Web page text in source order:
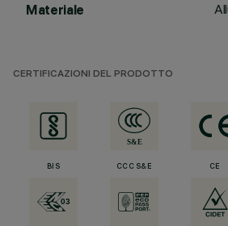
Materiale
CERTIFICAZIONI DEL PRODOTTO
BIS CCC S&E CE